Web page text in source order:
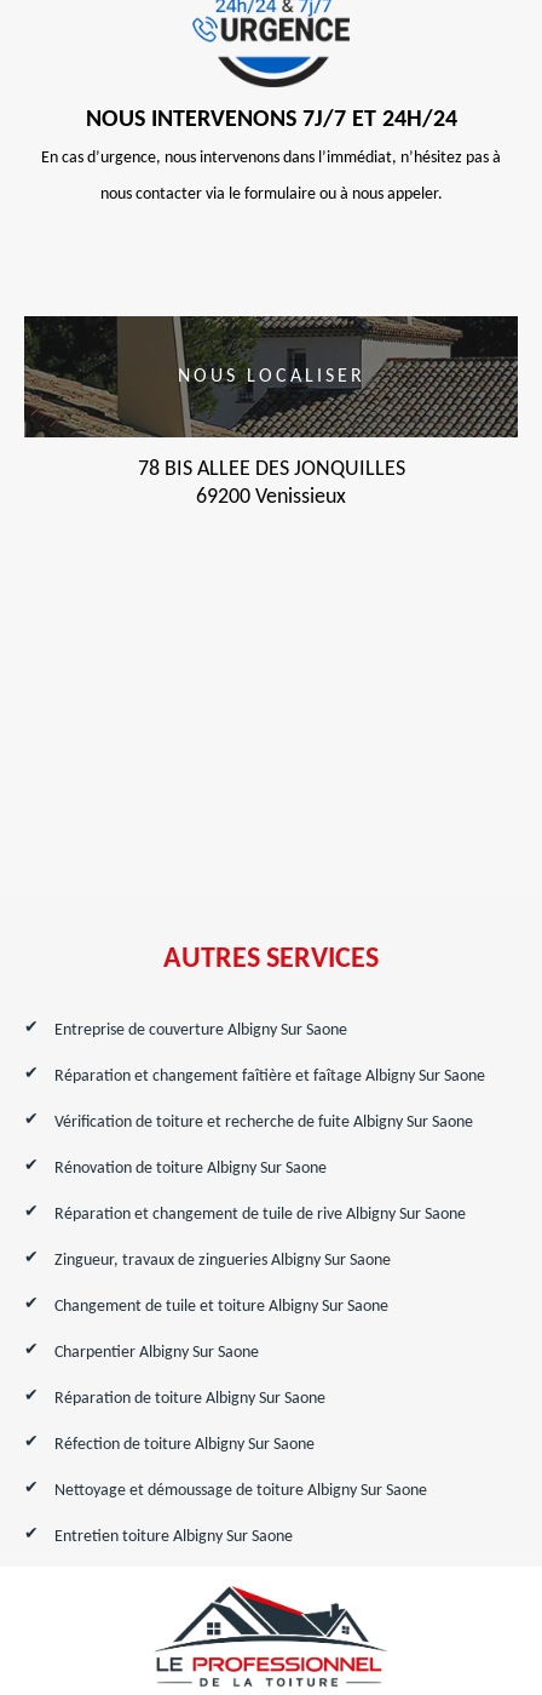
NOUS INTERVENONS 7J/7 ET 24H/24
En cas d’urgence, nous intervenons dans l’immédiat, n’hésitez pas à
nous contacter via le formulaire ou à nous appeler.
NOUS LOCALISER
78 BIS ALLEE DES JONQUILLES
69200 Venissieux
AUTRES SERVICES
Entreprise de couverture Albigny Sur Saone
Réparation et changement faîtière et faîtage Albigny Sur Saone
Vérification de toiture et recherche de fuite Albigny Sur Saone
Rénovation de toiture Albigny Sur Saone
Réparation et changement de tuile de rive Albigny Sur Saone
Zingueur, travaux de zingueries Albigny Sur Saone
Changement de tuile et toiture Albigny Sur Saone
Charpentier Albigny Sur Saone
Réparation de toiture Albigny Sur Saone
Réfection de toiture Albigny Sur Saone
Nettoyage et démoussage de toiture Albigny Sur Saone
Entretien toiture Albigny Sur Saone